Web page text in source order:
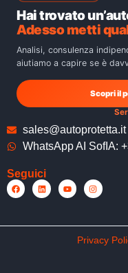
Hai trovato
Adesso metti
Analisi, consulenza
aiutiamo a capire se è
Scopri il
sales@autoprotetta.it
WhatsApp AI SofIA:
Seguici
Privacy